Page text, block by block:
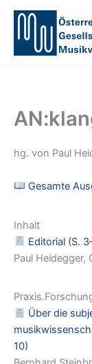
Zum
springen
hg. von Paul
Gesamte
Inhalt
Editorial (S.
Paul Heidegger,
Über die
10)